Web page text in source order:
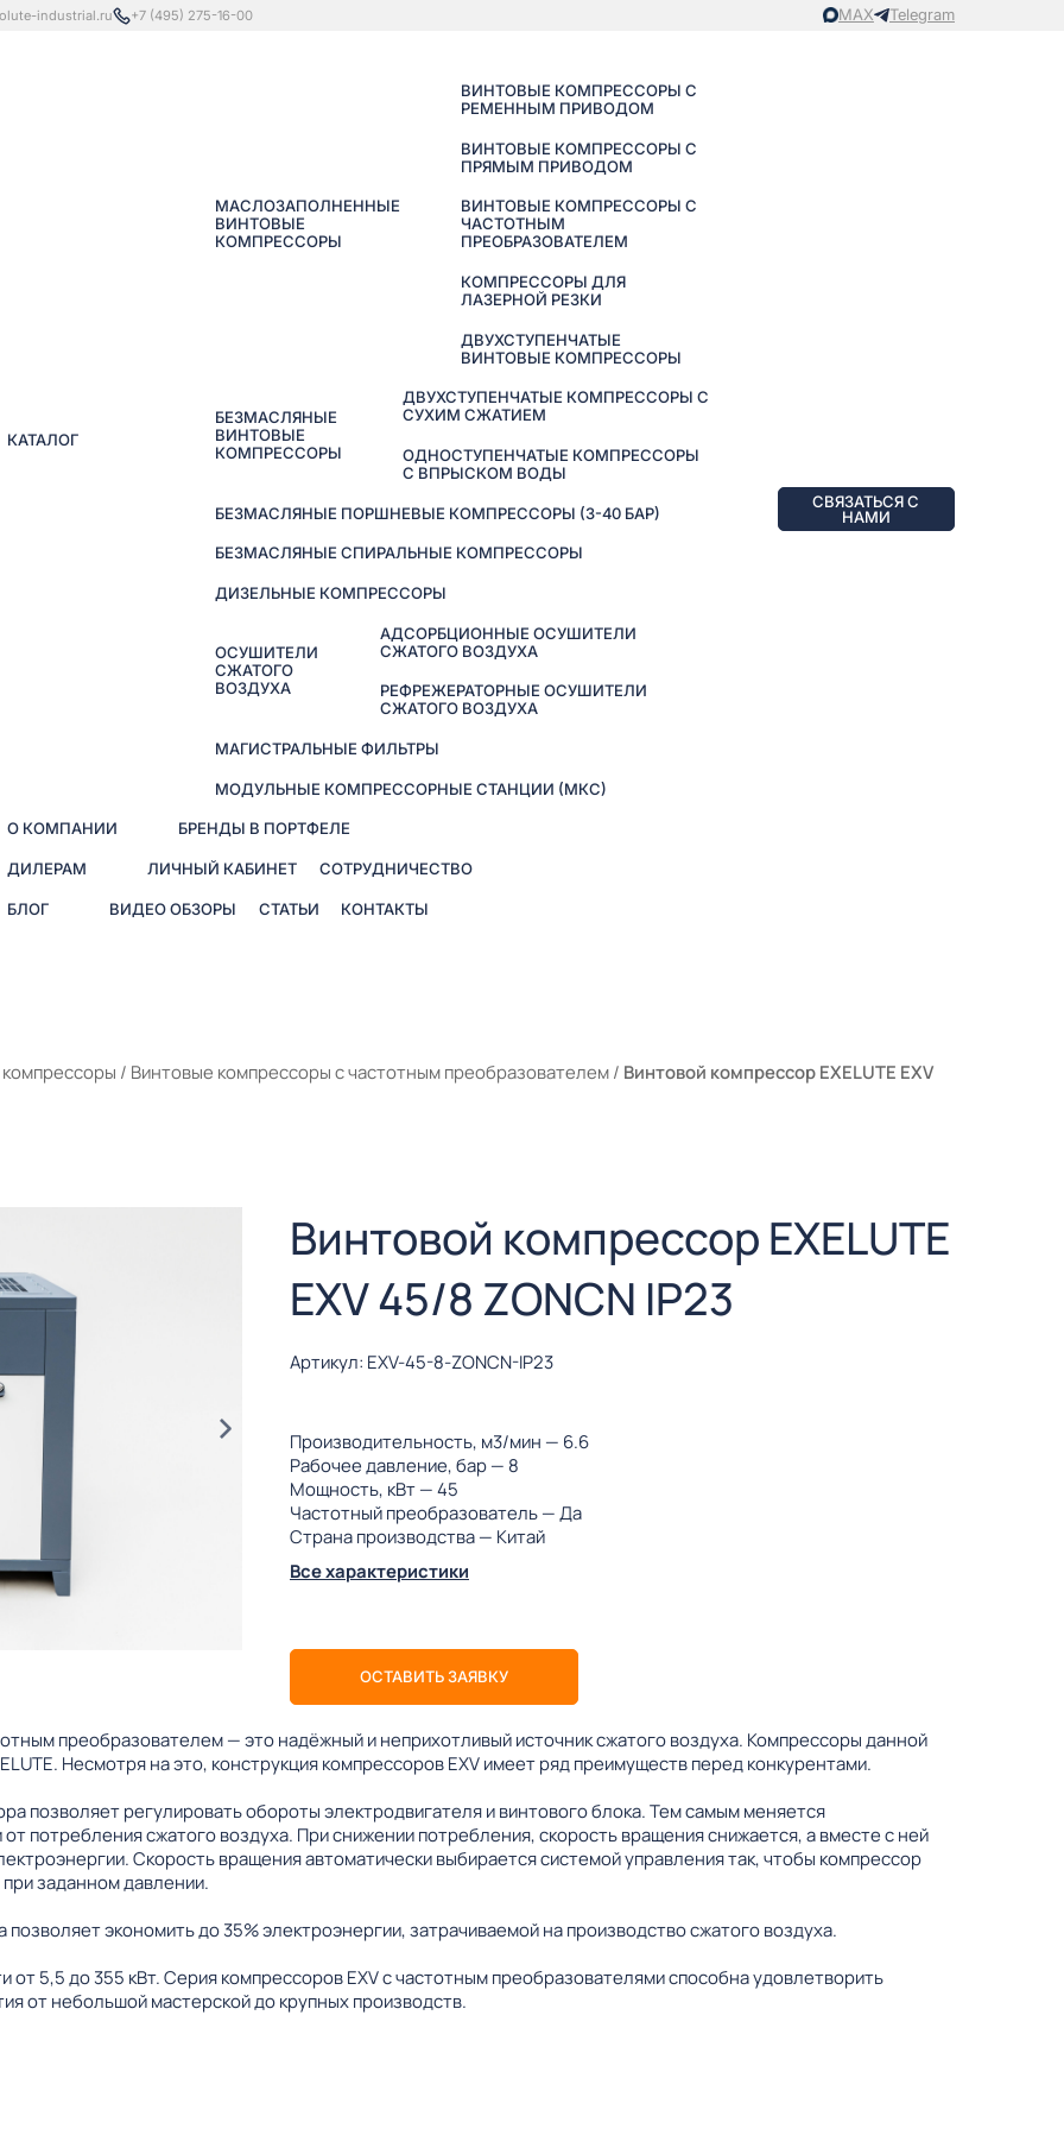
industrial.ru +7 (495) 275-16-00 MAX Telegram
КАТАЛОГ
МАСЛОЗАПОЛНЕННЫЕ
ВИНТОВЫЕ
КОМПРЕССОРЫ
ВИНТОВЫЕ КОМПРЕССОРЫ С
РЕМЕННЫМ ПРИВОДОМ
ВИНТОВЫЕ КОМПРЕССОРЫ С
ПРЯМЫМ ПРИВОДОМ
ВИНТОВЫЕ КОМПРЕССОРЫ С
ЧАСТОТНЫМ
ПРЕОБРАЗОВАТЕЛЕМ
КОМПРЕССОРЫ ДЛЯ
ЛАЗЕРНОЙ РЕЗКИ
ДВУХСТУПЕНЧАТЫЕ
ВИНТОВЫЕ КОМПРЕССОРЫ
БЕЗМАСЛЯНЫЕ
ВИНТОВЫЕ
КОМПРЕССОРЫ
ДВУХСТУПЕНЧАТЫЕ КОМПРЕССОРЫ С
СУХИМ СЖАТИЕМ
ОДНОСТУПЕНЧАТЫЕ КОМПРЕССОРЫ
С ВПРЫСКОМ ВОДЫ
БЕЗМАСЛЯНЫЕ ПОРШНЕВЫЕ КОМПРЕССОРЫ (3-40 БАР)
БЕЗМАСЛЯНЫЕ СПИРАЛЬНЫЕ КОМПРЕССОРЫ
ДИЗЕЛЬНЫЕ КОМПРЕССОРЫ
ОСУШИТЕЛИ
СЖАТОГО
ВОЗДУХА
АДСОРБЦИОННЫЕ ОСУШИТЕЛИ
СЖАТОГО ВОЗДУХА
РЕФРЕЖЕРАТОРНЫЕ ОСУШИТЕЛИ
СЖАТОГО ВОЗДУХА
МАГИСТРАЛЬНЫЕ ФИЛЬТРЫ
МОДУЛЬНЫЕ КОМПРЕССОРНЫЕ СТАНЦИИ (МКС)
О КОМПАНИИ БРЕНДЫ В ПОРТФЕЛЕ
ДИЛЕРАМ ЛИЧНЫЙ КАБИНЕТ СОТРУДНИЧЕСТВО
БЛОГ ВИДЕО ОБЗОРЫ СТАТЬИ КОНТАКТЫ
СВЯЗАТЬСЯ С
НАМИ
/ Винтовые компрессоры с частотным преобразователем / Винтовой компрессор EXELUTE EXV
Винтовой компрессор EXELUTE
EXV 45/8 ZONCN IP23
Артикул: EXV-45-8-ZONCN-IP23
Производительность, м3/мин — 6.6
Рабочее давление, бар — 8
Мощность, кВт — 45
Частотный преобразователь — Да
Страна производства — Китай
Все характеристики
ОСТАВИТЬ ЗАЯВКУ
преобразователем — это надёжный и неприхотливый источник сжатого воздуха. Компрессоры данной
Несмотря на это, конструкция компрессоров EXV имеет ряд преимуществ перед конкурентами.
позволяет регулировать обороты электродвигателя и винтового блока. Тем самым меняется
потребления сжатого воздуха. При снижении потребления, скорость вращения снижается, а вместе с ней
Скорость вращения автоматически выбирается системой управления так, чтобы компрессор
заданном давлении.
экономить до 35% электроэнергии, затрачиваемой на производство сжатого воздуха.
5,5 до 355 кВт. Серия компрессоров EXV с частотным преобразователями способна удовлетворить
от небольшой мастерской до крупных производств.